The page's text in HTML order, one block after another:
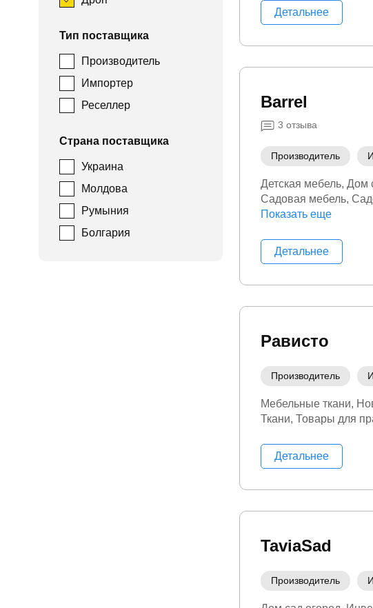
Тип поставщика
Производитель
Импортер
Реселлер
Страна поставщика
Украина
Молдова
Румыния
Болгария
Детальнее
Barrel
3 отзыва
Производитель
Детская мебель Дом
Садовая мебель
ремонт Товары для
Показать еще
Детальнее
Рависто
Производитель
Мебельные ткани
Ткани Товары для
Детальнее
TaviaSad
Производитель